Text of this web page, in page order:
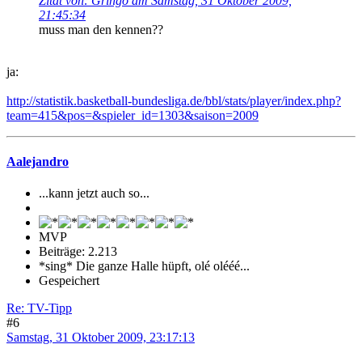
21:45:34
muss man den kennen??
ja:
http://statistik.basketball-bundesliga.de/bbl/stats/player/index.php?
team=415&pos=&spieler_id=1303&saison=2009
Aalejandro
...kann jetzt auch so...
MVP
Beiträge: 2.213
*sing* Die ganze Halle hüpft, olé olééé...
Gespeichert
Re: TV-Tipp
#6
Samstag, 31 Oktober 2009, 23:17:13